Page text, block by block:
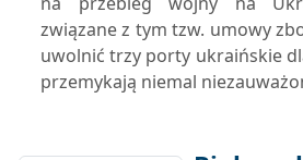
związane z tym tzw. umowy
uwolnić trzy porty ukraińskie
przemykają niemal